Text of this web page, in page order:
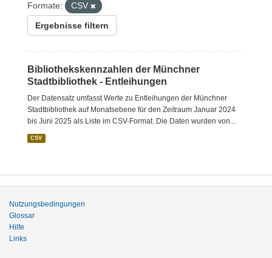
Formate:
CSV
Ergebnisse filtern
Bibliothekskennzahlen der Münchner
Stadtbibliothek - Entleihungen
Der Datensatz umfasst Werte zu Entleihungen der Münchner
Stadtbibliothek auf Monatsebene für den Zeitraum Januar 2024
bis Juni 2025 als Liste im CSV-Format. Die Daten wurden von...
CSV
Nutzungsbedingungen
Glossar
Hilfe
Links